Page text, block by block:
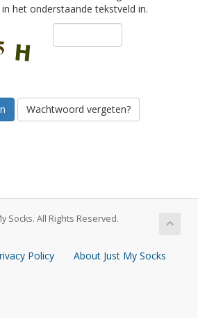
het onderstaande tekstveld in.
Wachtwoord vergeten?
Socks. All Rights Reserved.
Policy About Just My Socks